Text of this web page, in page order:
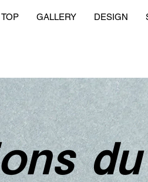
TOP GALLERY DESIGN